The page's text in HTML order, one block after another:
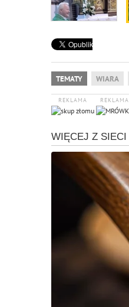
TEMATY WIARA
REKLAMA REKLAMA